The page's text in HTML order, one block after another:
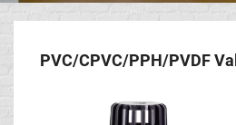
PVC/CPVC/PPH/PVDF